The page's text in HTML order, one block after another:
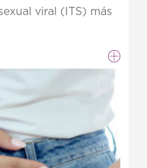
viral (ITS) más